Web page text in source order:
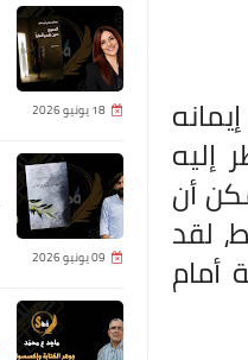
إليه
أن
لقد
أمام
18 يونيو 2026
09 يونيو 2026